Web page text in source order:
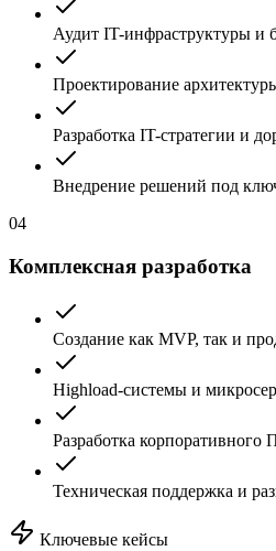
Аудит IT-инфраструктуры и
Проектирование
Разработка IT-стратегии и
Внедрение решений под
04
Комплексная разработка
Создание как MVP, так и
Highload-системы и
Разработка
Техническая поддержка и
Ключевые кейсы